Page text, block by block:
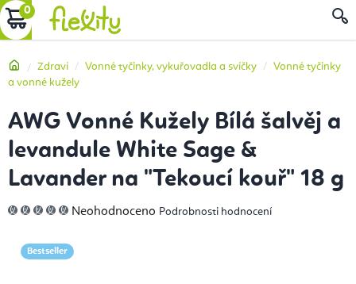
Přejít
na
NÁKUPNÍ
DomůZdraví Vonné tyčinky, vykuřovadla a svíčky
Vonné tyčinky
a vonné kužely
AWG Vonné Kužely Bílá šalvěj a
levandule White Sage &
Lavander na "Tekoucí kouř" 18 g
Průměrné
hodnocení
0,0
z
Neohodnoceno Podrobnosti hodnocení
Bestseller